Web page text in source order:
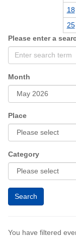
18
25
Please enter a
Month
Place
Category
You have filtered